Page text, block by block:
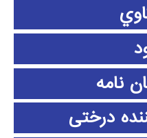
نامه
درختی